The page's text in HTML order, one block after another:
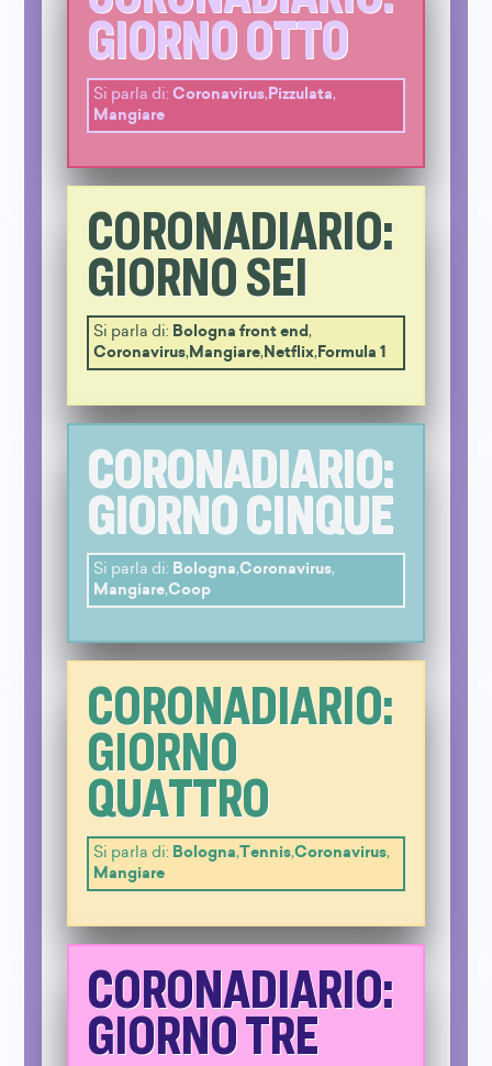
GIORNO OTTO
Si parla di: Coronavirus, Pizzulata,
Mangiare
CORONADIARIO:
GIORNO SEI
Si parla di: Bologna front end,
Coronavirus,Mangiare,Netflix,Formula 1
CORONADIARIO:
GIORNO CINQUE
Si parla di: Bologna,Coronavirus,
Mangiare,Coop
CORONADIARIO:
GIORNO
QUATTRO
Si parla di: Bologna,Tennis,Coronavirus,
Mangiare
CORONADIARIO:
GIORNO TRE